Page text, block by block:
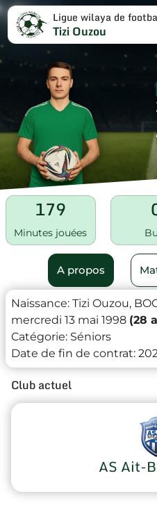
Ligue wilaya de
Tizi Ouzou
179
Minutes jouées
A propos
Naissance: Tizi Ouzou,
mercredi 13 mai 1998 (28
Catégorie: Séniors
Date de fin de contrat:
Club actuel
AS Ait-